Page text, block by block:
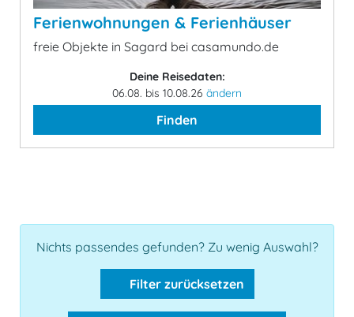
Ferienwohnungen & Ferienhäuser
freie Objekte in Sagard bei casamundo.de
Deine Reisedaten:
06.08. bis 10.08.26 ändern
Finden
Nichts passendes gefunden? Zu wenig Auswahl?
Filter zurücksetzen